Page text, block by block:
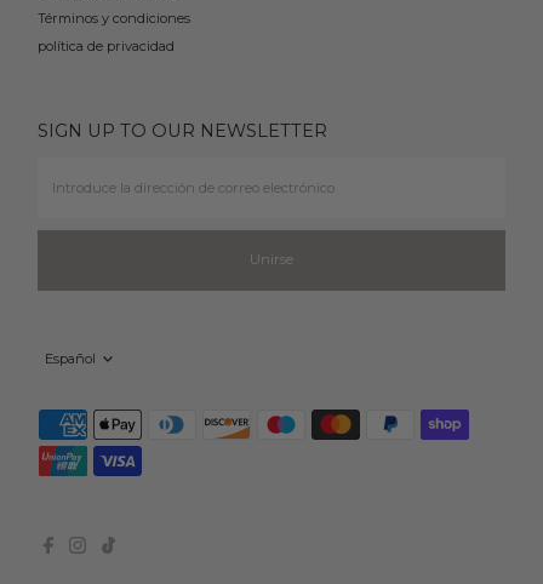
Términos y condiciones
política de privacidad
SIGN UP TO OUR NEWSLETTER
de
Unirse
Español